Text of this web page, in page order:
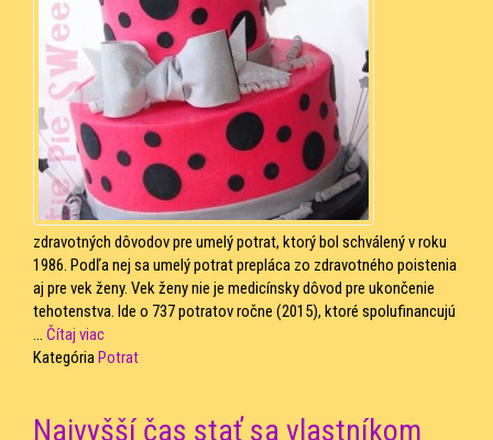
zdravotných dôvodov pre umelý potrat, ktorý bol schválený v roku
1986. Podľa nej sa umelý potrat prepláca zo zdravotného poistenia
aj pre vek ženy. Vek ženy nie je medicínsky dôvod pre ukončenie
tehotenstva. Ide o 737 potratov ročne (2015), ktoré spolufinancujú
... Čítaj viac
Kategória Potrat
Najvyšší čas stať sa vlastníkom